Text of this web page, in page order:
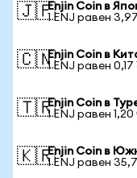
🇯🇵Enjin Coin в
1 ENJ равен
🇨🇳Enjin Coin в
1 ENJ равен 0,17
🇹🇷Enjin Coin в
1 ENJ равен 1,20
🇰🇷Enjin Coin в
1 ENJ равен